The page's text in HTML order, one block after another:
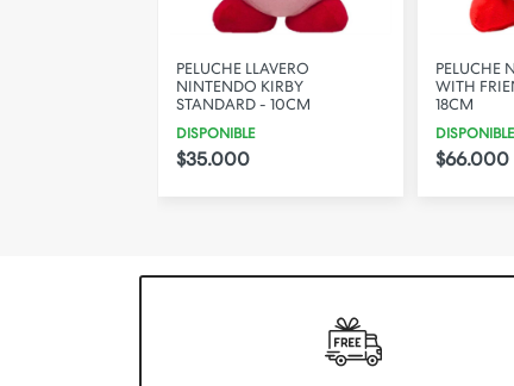
PELUCHE LLAVERO
NINTENDO KIRBY
STANDARD - 10CM
DISPONIBLE
$35.000
PELUCHE
WITH
18CM
DISPONIBLE
$66.000